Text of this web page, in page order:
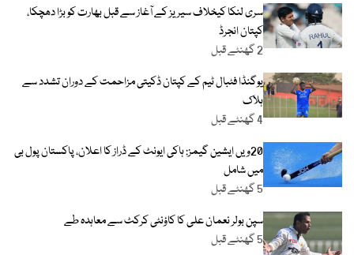
سری لنکا کیخلاف سیریز کے آغاز سے قبل بھارت کو بڑا دھچکا،
کپتان انجرڈ
2 گھنٹے قبل
یوگنڈا فٹبال ٹیم کے کپتان ڈکیتی مزاحمت کے دوران تشدد سے
ہلاک
4 گھنٹے قبل
20ویں ایشین گیمز: ہاکی ایونٹ کے ڈراز کا اعلان، پاکستان پول بی
میں شامل
5 گھنٹے قبل
سپن بولر نعمان علی کا کاؤنٹی کرکٹ سے معاہدہ طے
5 گھنٹے قبل